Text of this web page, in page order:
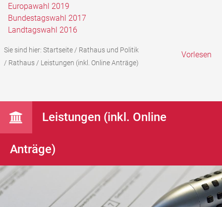
Europawahl 2019
Bundestagswahl 2017
Landtagswahl 2016
Sie sind hier: Startseite/ Rathaus und Politik
/ Rathaus/ Leistungen (inkl. Online Anträge)
Vorlesen
Leistungen (inkl. Online
Anträge)